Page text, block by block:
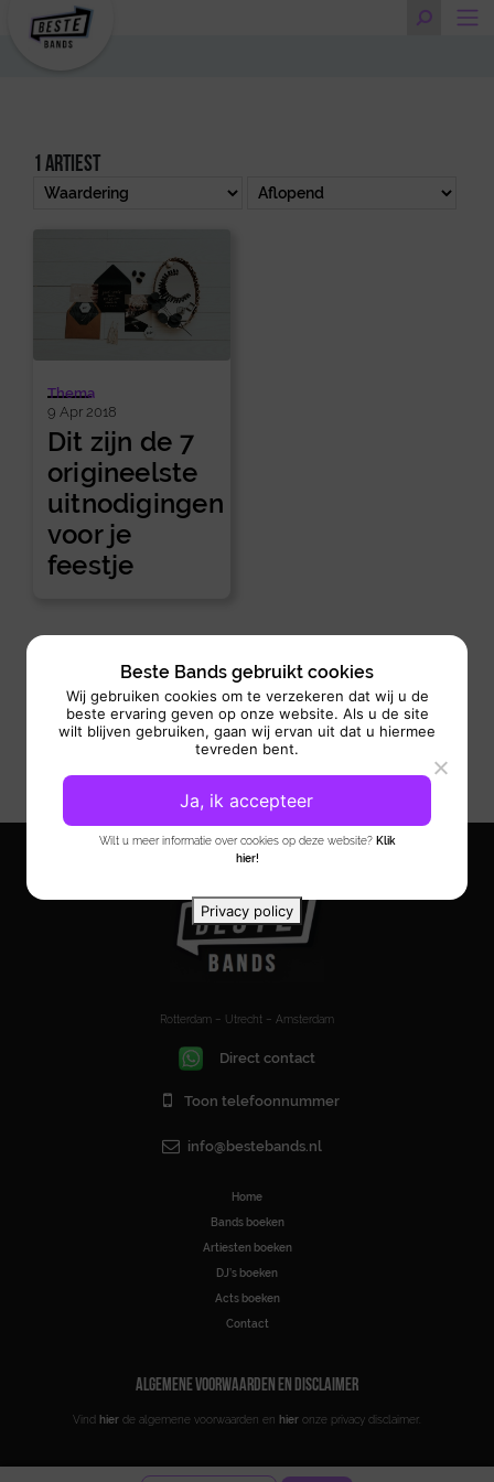
1 artiest
Thema
9 Apr 2018
Dit zijn de 7
origineelste
uitnodigingen
voor je
feestje
Rotterdam – Utrecht – Amsterdam
Direct contact
Toon telefoonnummer
info@bestebands.nl
Home
Bands boeken
Artiesten boeken
DJ’s boeken
Acts boeken
Contact
ALGEMENE VOORWAARDEN EN DISCLAIMER
Vind hier de algemene voorwaarden en hier onze privacy disclaimer.
Beste Bands gebruikt cookies
Wij gebruiken cookies om te verzekeren dat wij u de
beste ervaring geven op onze website. Als u de site
wilt blijven gebruiken, gaan wij ervan uit dat u hiermee
tevreden bent.
Wilt u meer informatie over cookies op deze website? Klik
hier!
Ja, ik accepteer
Privacy policy